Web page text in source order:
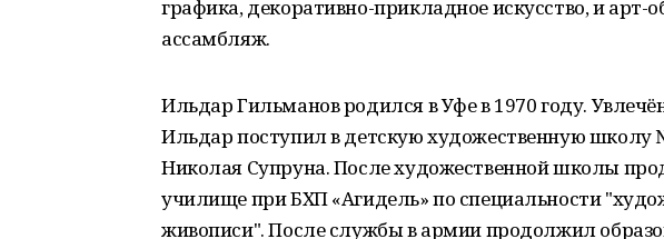
графика, декоративно-прикладное искусство, и арт-
ассамбляж.
Ильдар Гильманов родился в Уфе в 1970 году.
Ильдар поступил в детскую художественную школу
Николая Супруна. После художественной школы
училище при БХП «Агидель» по специальности
живописи". После службы в армии продолжил